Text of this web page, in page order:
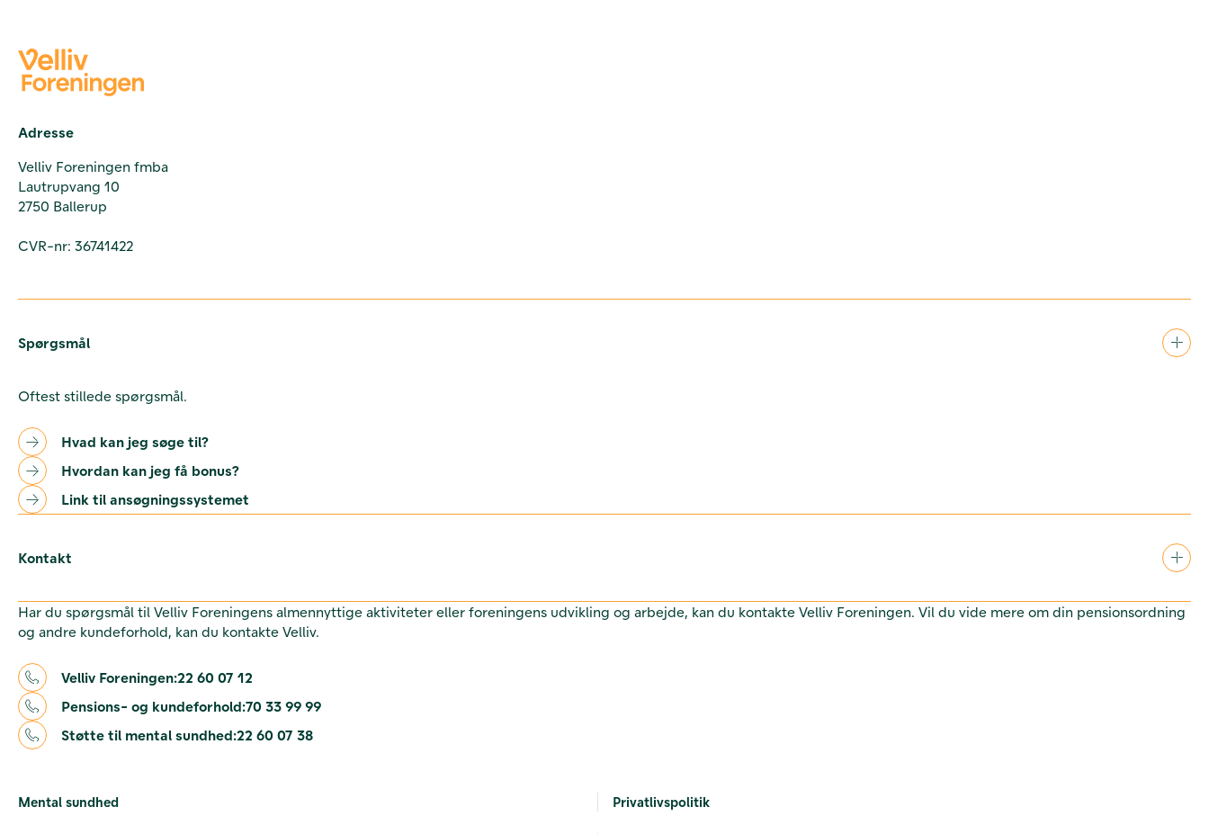
Adresse
Velliv Foreningen fmba
Lautrupvang 10
2750 Ballerup
CVR-nr: 36741422
Spørgsmål
Oftest stillede spørgsmål.
Hvad kan jeg søge til?
Hvordan kan jeg få bonus?
Link til ansøgningssystemet
Kontakt
Har du spørgsmål til Velliv Foreningens almennyttige aktiviteter eller foreningens udvikling og arbejde, kan du kontakte Velliv Foreningen. Vil du vide mere om din pensionsordning
og andre kundeforhold, kan du kontakte Velliv.
Velliv Foreningen:22 60 07 12
Pensions- og kundeforhold:70 33 99 99
Støtte til mental sundhed:22 60 07 38
Mental sundhed Privatlivspolitik